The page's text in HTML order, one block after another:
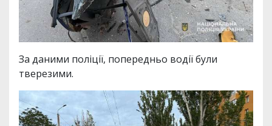
За даними поліції, попередньо водії були
тверезими.